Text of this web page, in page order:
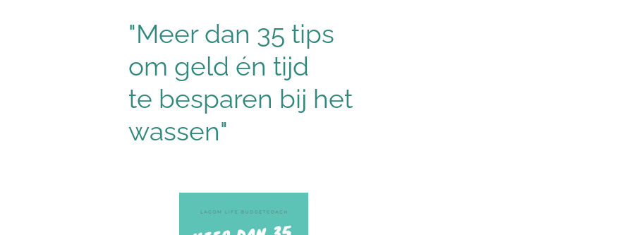
"Meer dan 35 tips
om geld én tijd
te besparen bij het
wassen"